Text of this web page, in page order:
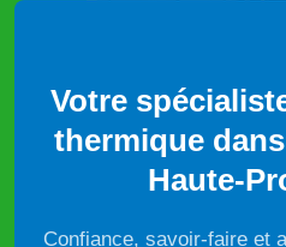
Votre
thermique
Haute-
Confiance, savoir-faire et